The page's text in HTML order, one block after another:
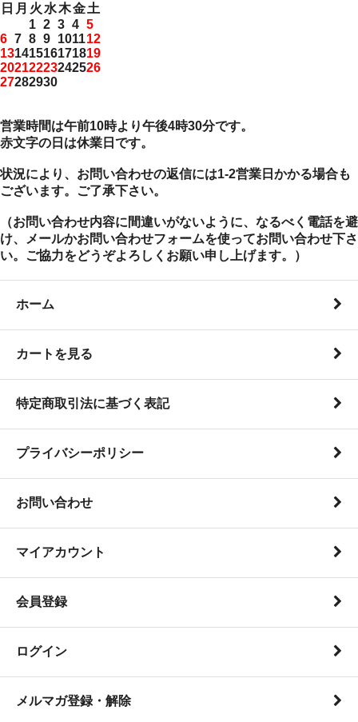
日 月 火 水木金土
1 2 3 4 5
6 7 8 9 101112
13141516171819
20212223242526
27282930
営業時間は午前10時より午後4時30分です。
赤文字の日は休業日です。
状況により、お問い合わせの返信には1-2営業日かかる場合も
ございます。ご了承下さい。
（お問い合わせ内容に間違いがないように、なるべく電話を避
け、メールかお問い合わせフォームを使ってお問い合わせ下さ
い。ご協力をどうぞよろしくお願い申し上げます。）
ホーム
カートを見る
特定商取引法に基づく表記
プライバシーポリシー
お問い合わせ
マイアカウント
会員登録
ログイン
メルマガ登録・解除